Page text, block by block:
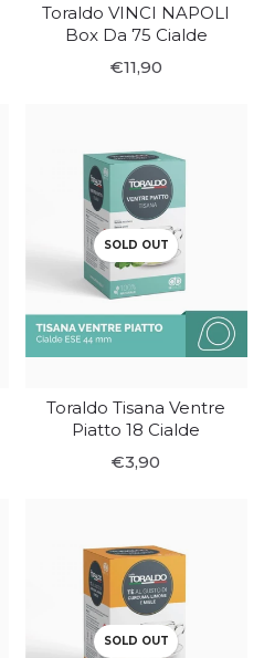
Toraldo VINCI NAPOLI
Box Da 75 Cialde
€11,90
SOLD OUT
Toraldo Tisana Ventre
Piatto 18 Cialde
€3,90
SOLD OUT